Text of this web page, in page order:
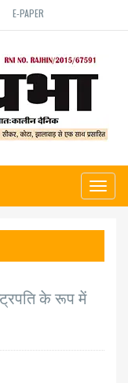
E-PAPER
के रूप में